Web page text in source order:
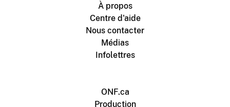
À propos
Centre d'aide
Nous contacter
Médias
Infolettres
ONF.ca
Production